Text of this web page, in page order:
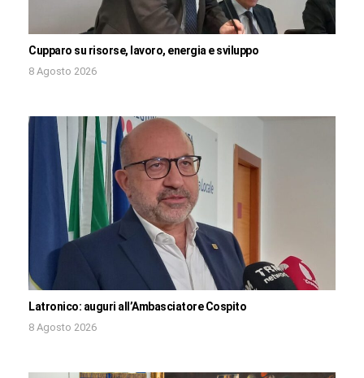
Cupparo su risorse, lavoro, energia e sviluppo
8 Agosto 2026
Latronico: auguri all’Ambasciatore Cospito
8 Agosto 2026